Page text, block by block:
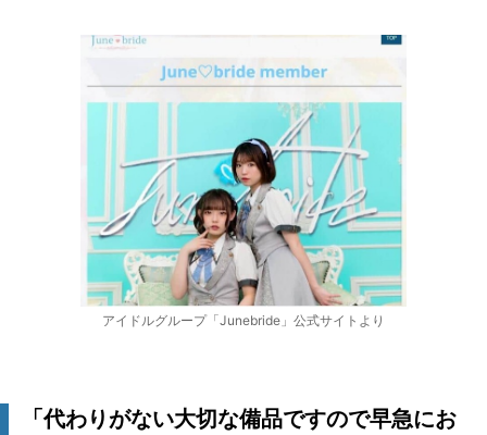
アイドルグループ「Junebride」公式サイトより
「代わりがない大切な備品ですので早急にお